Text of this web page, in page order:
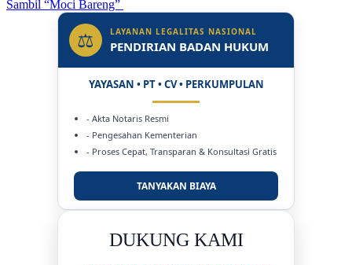
Sambil “Moci Bareng”
⚖ LAYANAN LEGALITAS NASIONAL
PENDIRIAN BADAN HUKUM
YAYASAN • PT • CV • PERKUMPULAN
- Akta Notaris Resmi
- Pengesahan Kementerian
- Proses Cepat, Transparan & Konsultasi Gratis
TANYAKAN BIAYA
DUKUNG KAMI